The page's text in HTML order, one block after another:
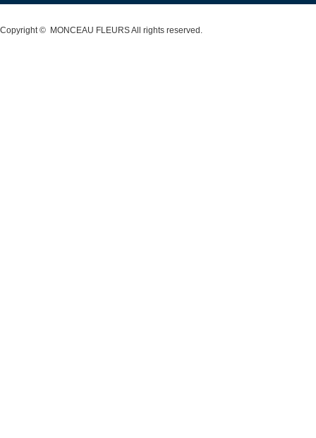
Copyright © MONCEAU FLEURSAll rights reserved.